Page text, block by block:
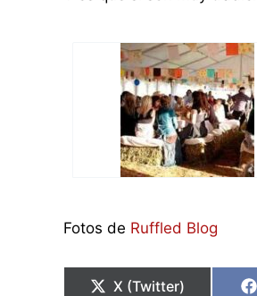
Fotos de Ruffled Blog
X (Twitter)